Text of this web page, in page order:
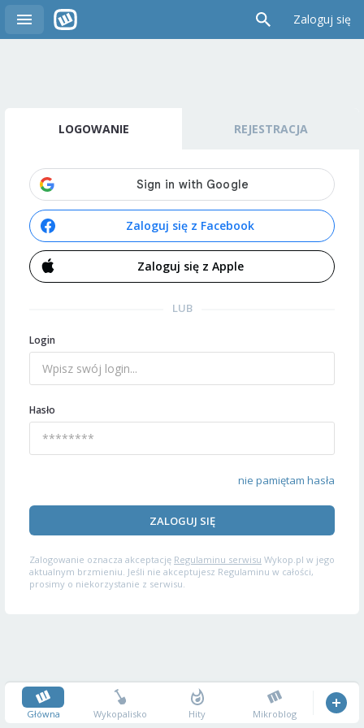
Zaloguj się
LOGOWANIE REJESTRACJA
Zaloguj się z Facebook
Zaloguj się z Apple
LUB
Login
Hasło
nie pamiętam hasła
ZALOGUJ SIĘ
Zalogowanie oznacza akceptację Regulaminu serwisu Wykop.pl w jego
aktualnym brzmieniu. Jeśli nie akceptujesz Regulaminu w całości,
prosimy o niekorzystanie z serwisu.
Główna Wykopalisko Hity Mikroblog